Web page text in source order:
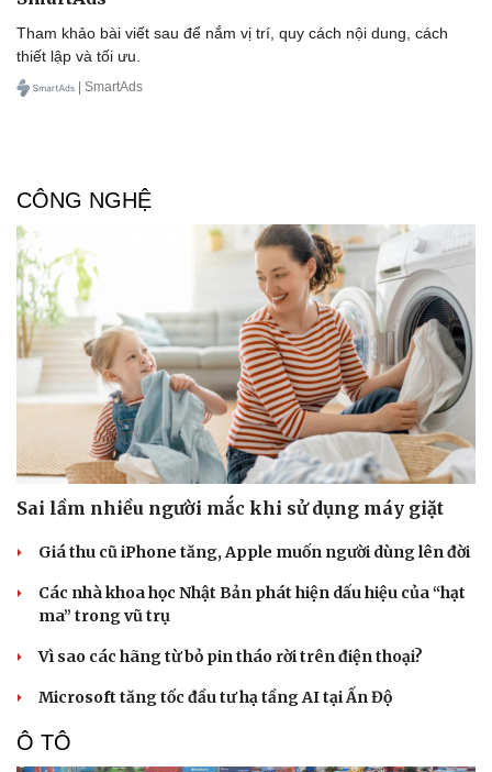
Sức khỏe
Dinh dưỡng - món ngon
Cây thuốc
Sản phụ khoa
Nhi khoa
Nam khoa
Làm đẹp - giảm cân
Phòng mạch online
Ăn sạch sống khỏe
Đời sống
Nhà đẹp
Blog
Tình yêu - Gia đình
Tham khảo bài viết sau để nắm vị trí, quy cách nội dung, cách
thiết lập và tối ưu.
| SmartAds
CÔNG NGHỆ
Sai lầm nhiều người mắc khi sử dụng máy giặt
Giá thu cũ iPhone tăng, Apple muốn người dùng lên đời
Các nhà khoa học Nhật Bản phát hiện dấu hiệu của “hạt
ma” trong vũ trụ
Vì sao các hãng từ bỏ pin tháo rời trên điện thoại?
Microsoft tăng tốc đầu tư hạ tầng AI tại Ấn Độ
Ô TÔ